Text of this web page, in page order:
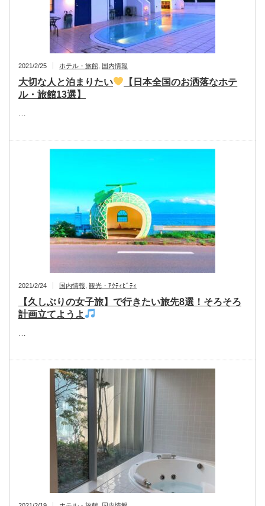
2021/2/25 ホテル・旅館 国内情報
大切な人と泊まりたい
【日本全国のお洒落なホテ
ル・旅館13選】
2021/2/24 国内情報 観光・ｱｸﾃｨﾋﾞﾃｨ
【久しぶりの女子旅】で行きたい旅先8選！そろそろ
計画立てようよ